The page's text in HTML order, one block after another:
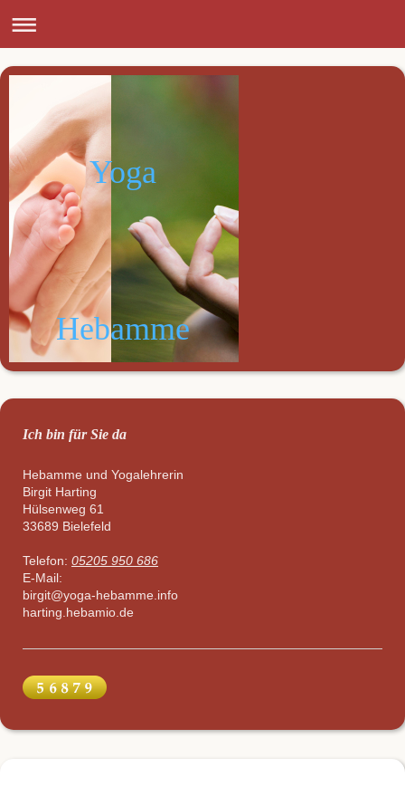
Yoga
Hebamme
Ich bin für Sie da
Hebamme und Yogalehrerin
Birgit Harting
Hülsenweg 61
33689 Bielefeld
Telefon: 05205 950 686
E-Mail:
birgit@yoga-hebamme.info
harting.hebamio.de